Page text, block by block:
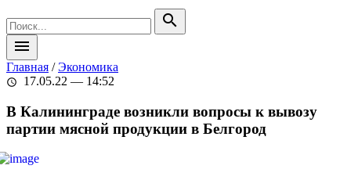
search
menu
Главная /Экономика
schedule 17.05.22 — 14:52
В Калининграде возникли вопросы к вывозу
партии мясной продукции в Белгород